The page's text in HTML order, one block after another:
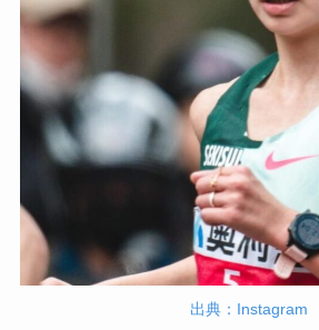
出典：Instagram